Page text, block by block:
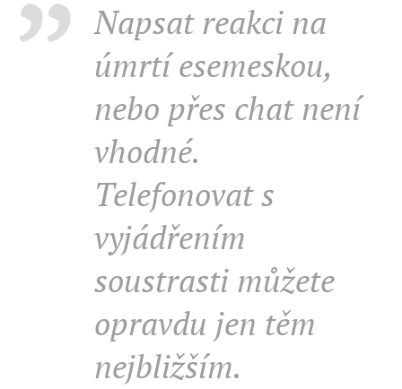
Napsat reakci na
úmrtí esemeskou,
nebo přes chat není
vhodné.
Telefonovat s
vyjádřením
soustrasti můžete
opravdu jen těm
nejbližším.